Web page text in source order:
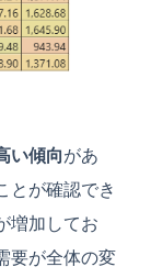
い傾向があ
とが確認でき
増加してお
要が全体の変